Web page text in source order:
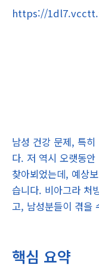
https://
남성 건강 문제, 특
다. 저 역시 오랫동
찾아뵈었는데, 예상
습니다. 비아그라 처
고, 남성분들이 겪을
핵심 요약